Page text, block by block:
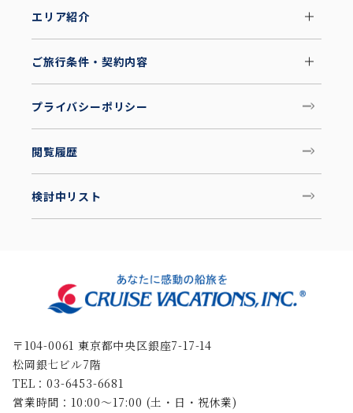
エリア紹介
ご旅行条件・契約内容
プライバシーポリシー
閲覧履歴
検討中リスト
〒104-0061 東京都中央区銀座7-17-14
松岡銀七ビル7階
TEL：03-6453-6681
営業時間：10:00〜17:00 (土・日・祝休業)